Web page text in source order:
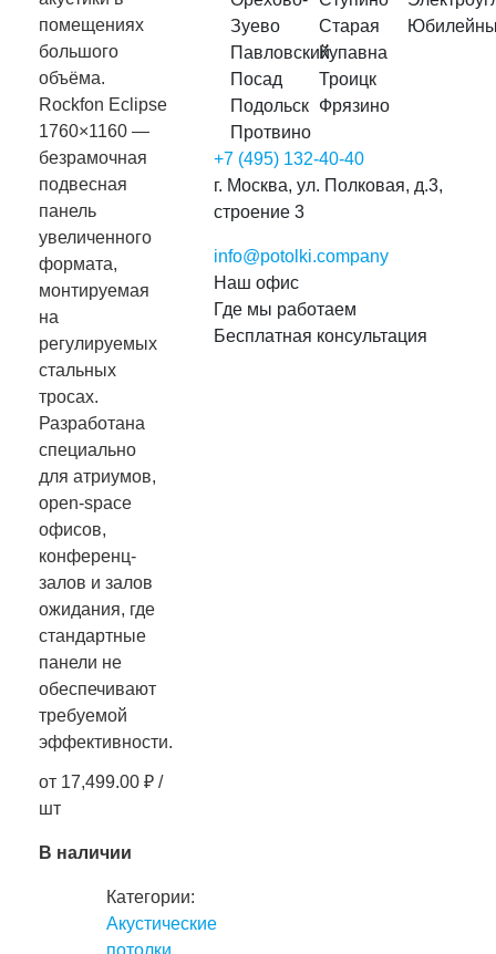
помещениях
большого
объёма.
Rockfon Eclipse
1760×1160 —
безрамочная
подвесная
панель
увеличенного
формата,
монтируемая
на
регулируемых
стальных
тросах.
Разработана
специально
для атриумов,
open-space
офисов,
конференц-
залов и залов
ожидания, где
стандартные
панели не
обеспечивают
требуемой
эффективности.
от 17,499.00 ₽ /
шт
В наличии
Категории:
Акустические
потолки
Зуево
Павловский
Посад
Подольск
Протвино
Старая
Купавна
Троицк
Фрязино
+7 (495) 132-40-40
г. Москва, ул. Полковая, д.3,
строение 3
info@potolki.company
Наш офис
Где мы работаем
Бесплатная консультация